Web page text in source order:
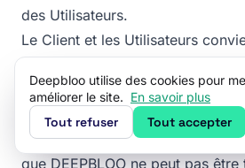
des Utilisateurs.
Le Client et les Utilisateurs
logiciels, et les CGVU
jour.
Le Client et les Utilisateurs
que DEEPBLOO ne peut pas
Deepbloo utilise des cookies pour
améliorer le site. En savoir plus
Tout refuser Tout accepter